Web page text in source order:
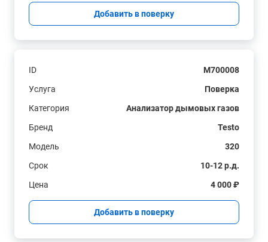
Добавить в поверку
ID
M700008
Услуга
Поверка
Категория
Анализатор дымовых газов
Бренд
Testo
Модель
320
Срок
10-12 р.д.
Цена
4 000 ₽
Добавить в поверку